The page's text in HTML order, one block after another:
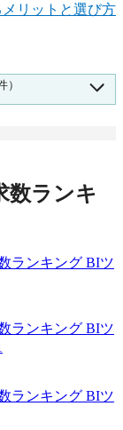
リットと選び方
い種類・選び
・Redash
較！有料・無
20選！おすすめ
】
能・料金比較
ール8選 – 機
24選！主な種
どちらを採用すべ
数ランキ
ランキング BIツ
ランキング BIツ
ランキング BIツ